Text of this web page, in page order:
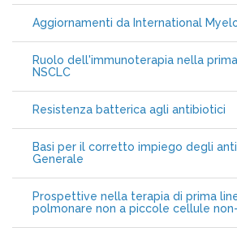
Aggiornamenti da International
Ruolo dell'immunoterapia nella
NSCLC
Resistenza batterica agli antibiotici
Basi per il corretto impiego degli
Generale
Prospettive nella terapia di prima
polmonare non a piccole cellule